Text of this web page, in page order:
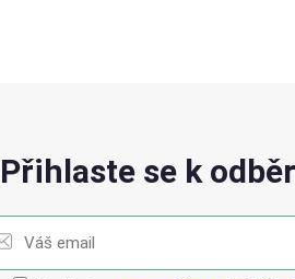
Přihlaste se k